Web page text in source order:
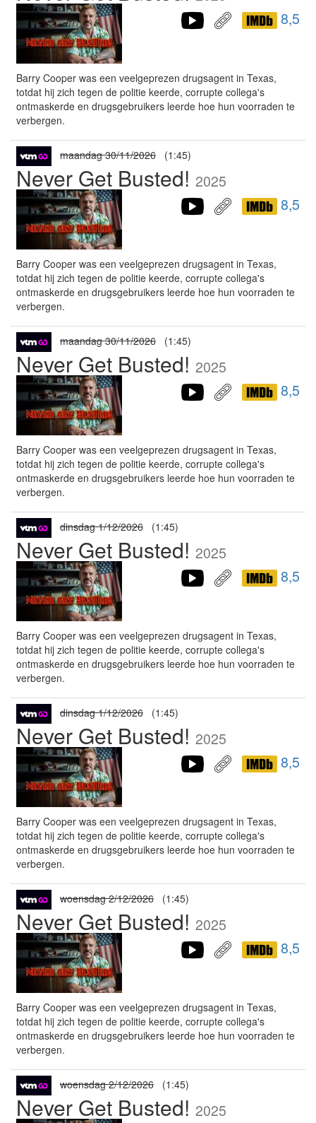
8,5
Barry Cooper was een veelgeprezen drugsagent in Texas,
totdat hij zich tegen de politie keerde, corrupte collega's
ontmaskerde en drugsgebruikers leerde hoe hun voorraden te
verbergen.
maandag 30/11/2026 (1:45)
Never Get Busted! 2025
8,5
Barry Cooper was een veelgeprezen drugsagent in Texas,
totdat hij zich tegen de politie keerde, corrupte collega's
ontmaskerde en drugsgebruikers leerde hoe hun voorraden te
verbergen.
maandag 30/11/2026 (1:45)
Never Get Busted! 2025
8,5
Barry Cooper was een veelgeprezen drugsagent in Texas,
totdat hij zich tegen de politie keerde, corrupte collega's
ontmaskerde en drugsgebruikers leerde hoe hun voorraden te
verbergen.
dinsdag 1/12/2026 (1:45)
Never Get Busted! 2025
8,5
Barry Cooper was een veelgeprezen drugsagent in Texas,
totdat hij zich tegen de politie keerde, corrupte collega's
ontmaskerde en drugsgebruikers leerde hoe hun voorraden te
verbergen.
dinsdag 1/12/2026 (1:45)
Never Get Busted! 2025
8,5
Barry Cooper was een veelgeprezen drugsagent in Texas,
totdat hij zich tegen de politie keerde, corrupte collega's
ontmaskerde en drugsgebruikers leerde hoe hun voorraden te
verbergen.
woensdag 2/12/2026 (1:45)
Never Get Busted! 2025
8,5
Barry Cooper was een veelgeprezen drugsagent in Texas,
totdat hij zich tegen de politie keerde, corrupte collega's
ontmaskerde en drugsgebruikers leerde hoe hun voorraden te
verbergen.
woensdag 2/12/2026 (1:45)
Never Get Busted! 2025